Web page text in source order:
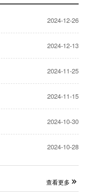
2024-12-26
2024-12-13
2024-11-25
2024-11-15
2024-10-30
2024-10-28
查看更多